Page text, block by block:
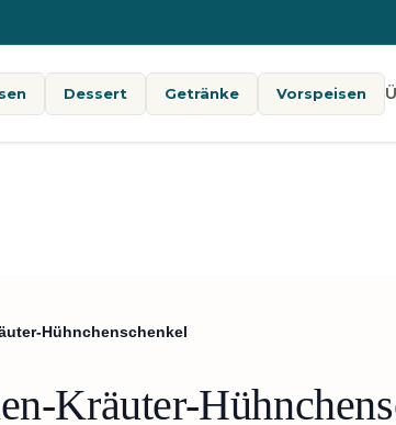
Dessert Getränke Vorspeisen
Hühnchenschenkel
Kräuter-